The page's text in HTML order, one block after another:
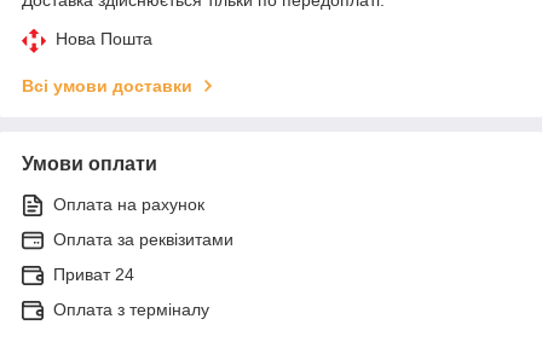
Нова Пошта
Всі умови доставки
Умови оплати
Оплата на рахунок
Оплата за реквізитами
Приват 24
Оплата з терміналу